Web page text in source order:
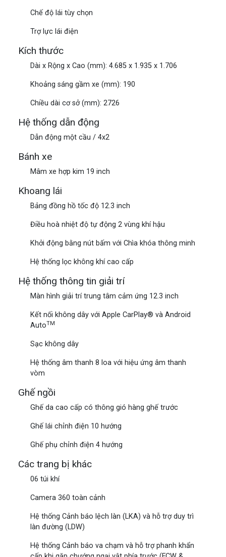
Chế độ lái tùy chọn
Trợ lực lái điện
Kích thước
Dài x Rộng x Cao (mm): 4.685 x 1.935 x 1.706
Khoảng sáng gầm xe (mm): 190
Chiều dài cơ sở (mm): 2726
Hệ thống dẫn động
Dẫn động một cầu / 4x2
Bánh xe
Mâm xe hợp kim 19 inch
Khoang lái
Bảng đồng hồ tốc độ 12.3 inch
Điều hoà nhiệt độ tự động 2 vùng khí hậu
Khởi động bằng nút bấm với Chìa khóa thông minh
Hệ thống lọc không khí cao cấp
Hệ thống thông tin giải trí
Màn hình giải trí trung tâm cảm ứng 12.3 inch
Kết nối không dây với Apple CarPlay® và Android
AutoTM
Sạc không dây
Hệ thống âm thanh 8 loa với hiệu ứng âm thanh
vòm
Ghế ngồi
Ghế da cao cấp có thông gió hàng ghế trước
Ghế lái chỉnh điện 10 hướng
Ghế phụ chỉnh điện 4 hướng
Các trang bị khác
06 túi khí
Camera 360 toàn cảnh
Hệ thống Cảnh báo lệch làn (LKA) và hỗ trợ duy trì
làn đường (LDW)
Hệ thống Cảnh báo va chạm và hỗ trợ phanh khẩn